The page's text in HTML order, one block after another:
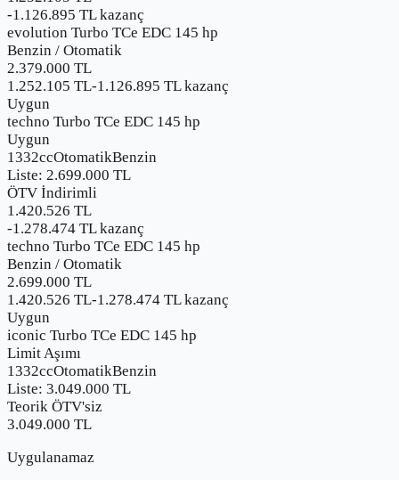
-1.126.895 TL kazanç
evolution Turbo TCe EDC 145 hp
Benzin / Otomatik
2.379.000 TL
1.252.105 TL-1.126.895 TL kazanç
Uygun
techno Turbo TCe EDC 145 hp
Uygun
1332ccOtomatikBenzin
Liste: 2.699.000 TL
ÖTV İndirimli
1.420.526 TL
-1.278.474 TL kazanç
techno Turbo TCe EDC 145 hp
Benzin / Otomatik
2.699.000 TL
1.420.526 TL-1.278.474 TL kazanç
Uygun
iconic Turbo TCe EDC 145 hp
Limit Aşımı
1332ccOtomatikBenzin
Liste: 3.049.000 TL
Teorik ÖTV'siz
3.049.000 TL
Uygulanamaz